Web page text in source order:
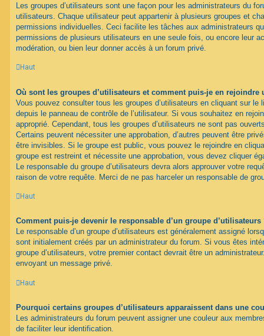
Les groupes d’utilisateurs sont une façon pour les administrateurs du
utilisateurs. Chaque utilisateur peut appartenir à plusieurs groupes et
permissions individuelles. Ceci facilite les tâches aux administrateurs
permissions de plusieurs utilisateurs en une seule fois, ou encore leur
modération, ou bien leur donner accès à un forum privé.
Haut
Où sont les groupes d’utilisateurs et comment puis-je en rejoindre
Vous pouvez consulter tous les groupes d’utilisateurs en cliquant sur le
depuis le panneau de contrôle de l’utilisateur. Si vous souhaitez en
approprié. Cependant, tous les groupes d’utilisateurs ne sont pas
Certains peuvent nécessiter une approbation, d’autres peuvent être
être invisibles. Si le groupe est public, vous pouvez le rejoindre en
groupe est restreint et nécessite une approbation, vous devez cliquer
Le responsable du groupe d’utilisateurs devra alors approuver votre
raison de votre requête. Merci de ne pas harceler un responsable de
Haut
Comment puis-je devenir le responsable d’un groupe d’utilisateurs
Le responsable d’un groupe d’utilisateurs est généralement assigné
sont initialement créés par un administrateur du forum. Si vous êtes
groupe d’utilisateurs, votre premier contact devrait être un
envoyant un message privé.
Haut
Pourquoi certains groupes d’utilisateurs apparaissent dans une
Les administrateurs du forum peuvent assigner une couleur aux
de faciliter leur identification.